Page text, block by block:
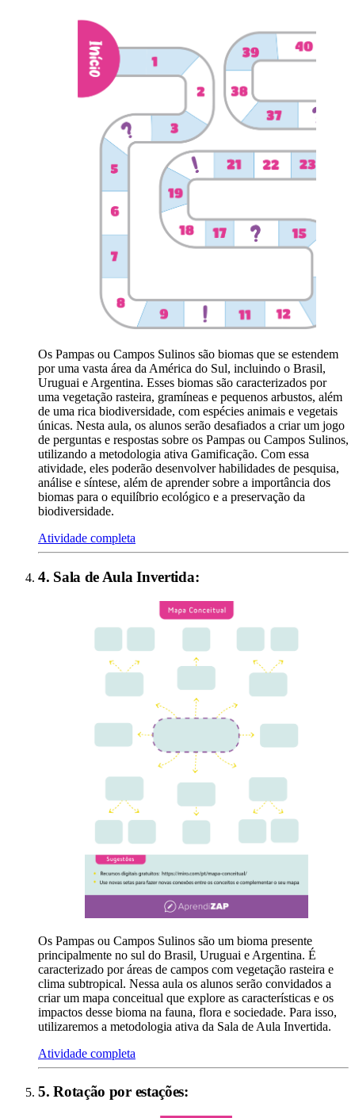
Os Pampas ou Campos Sulinos são biomas que se estendem
por uma vasta área da América do Sul, incluindo o Brasil,
Uruguai e Argentina. Esses biomas são caracterizados por
uma vegetação rasteira, gramíneas e pequenos arbustos, além
de uma rica biodiversidade, com espécies animais e vegetais
únicas. Nesta aula, os alunos serão desafiados a criar um jogo
de perguntas e respostas sobre os Pampas ou Campos Sulinos,
utilizando a metodologia ativa Gamificação. Com essa
atividade, eles poderão desenvolver habilidades de pesquisa,
análise e síntese, além de aprender sobre a importância dos
biomas para o equilíbrio ecológico e a preservação da
biodiversidade.
Atividade completa
4. Sala de Aula Invertida:
Os Pampas ou Campos Sulinos são um bioma presente
principalmente no sul do Brasil, Uruguai e Argentina. É
caracterizado por áreas de campos com vegetação rasteira e
clima subtropical. Nessa aula os alunos serão convidados a
criar um mapa conceitual que explore as características e os
impactos desse bioma na fauna, flora e sociedade. Para isso,
utilizaremos a metodologia ativa da Sala de Aula Invertida.
Atividade completa
5.Rotação por estações: